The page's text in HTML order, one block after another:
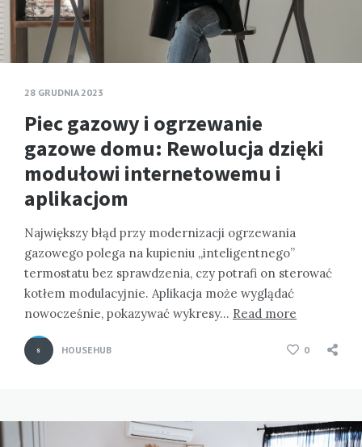
28 GRUDNIA 2023
Piec gazowy i ogrzewanie
gazowe domu: Rewolucja dzięki
modułowi internetowemu i
aplikacjom
Największy błąd przy modernizacji ogrzewania
gazowego polega na kupieniu „inteligentnego”
termostatu bez sprawdzenia, czy potrafi on sterować
kotłem modulacyjnie. Aplikacja może wyglądać
nowocześnie, pokazywać wykresy… Read more
HOUSEHUB 0